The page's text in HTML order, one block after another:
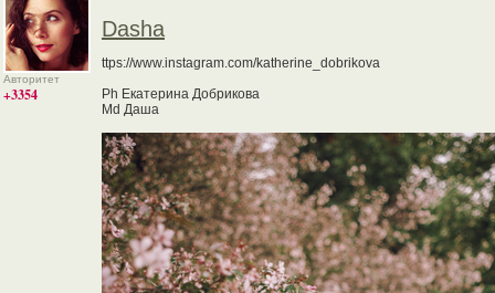
Авторитет
+3354
Dasha
ttps://www.instagram.com/katherine_dobrikova
Ph Екатерина Добрикова
Md Даша